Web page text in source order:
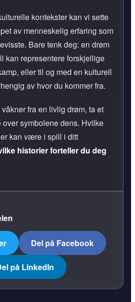
kontekster kan vi sette
av menneskelig erfaring som
Bare tenk deg: en drøm
kan representere forskjellige
eller til og med en kulturell
av hvor du kommer fra.
fra en livlig drøm, ta et
symbolene dens. Hvilke
kan være i spill i ditt
historier forteller du deg
Del på Facebook
på LinkedIn